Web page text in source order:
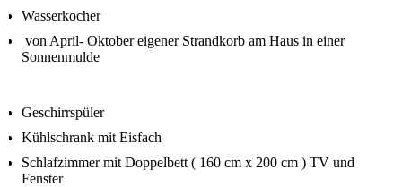
Wasserkocher
von April- Oktober eigener Strandkorb am Haus in einer
Sonnenmulde
Geschirrspüler
Kühlschrank mit Eisfach
Schlafzimmer mit Doppelbett ( 160 cm x 200 cm ) TV und
Fenster